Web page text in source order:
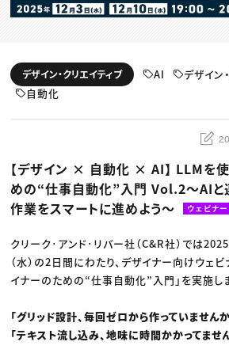
スキルアップしたい！
動画配信・映像制作
編集・ライティング
マーケティング
業界解説・キャリア事情
TOP Creator’s コラム トップ
Webクリエイター
アプリクリエイター
映像クリエイター
C＆R Magazine
セミナー
ニュース・トレンド
Web
映像
ゲーム・エンタメ
広告
出版
プロフェッショナル×つながる×
デザイン・クリエイティブ AI デザイン
自動化
【デザイン × 自動化 × AI】 LLMを
めの“仕事自動化”入門 Vol.2〜AIと
作業をスマートに進めよう〜
ウェビナー
クリーク･アンド･リバー社（C&R社）では
（水）の2日間にわたり、デザイナー向けウェ
イナーのための“仕事自動化”入門」を実施しま
「グリッド設計、毎回ゼロから作っていませんか
「テキスト流し込み、地味に時間かかってません